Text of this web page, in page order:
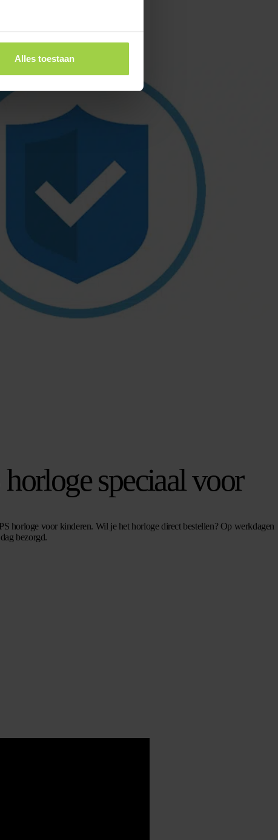
Alles toestaan
speciaal voor
horloge voor kinderen. Wil je het horloge direct bestellen? Op werkdagen
bezorgd.